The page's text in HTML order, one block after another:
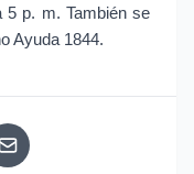
p. m. También se
Ayuda 1844.